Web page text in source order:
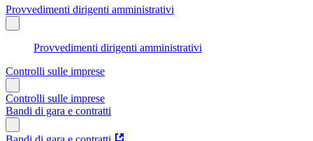
Provvedimenti dirigenti amministrativi
Provvedimenti dirigenti amministrativi
Controlli sulle imprese
Controlli sulle imprese
Bandi di gara e contratti